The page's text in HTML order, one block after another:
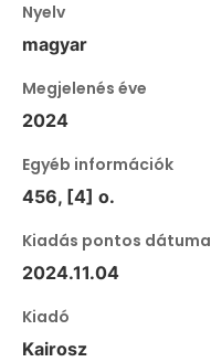
Nyelv
magyar
Megjelenés éve
2024
Egyéb információk
456, [4] o.
Kiadás pontos dátuma
2024.11.04
Kiadó
Kairosz